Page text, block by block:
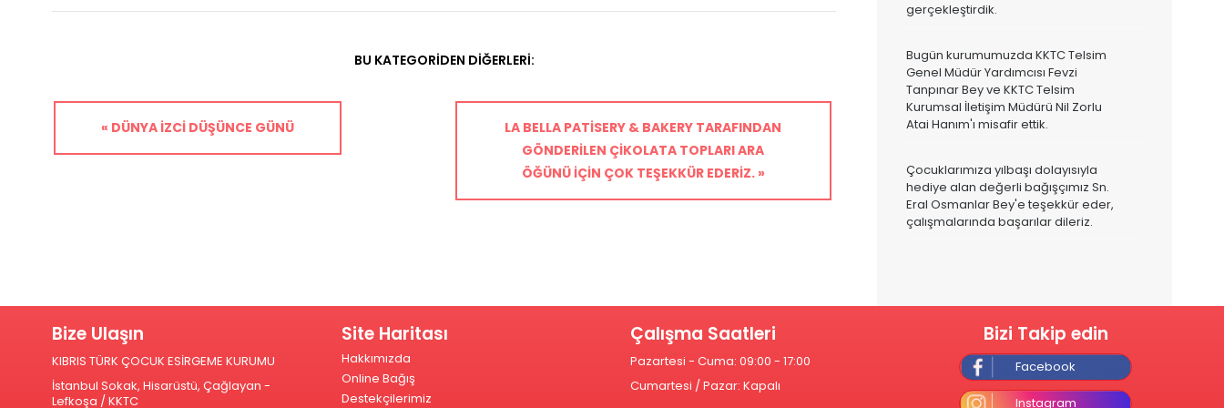
BU KATEGORIDEN DIĞERLERI:
« DÜNYA İZCI DÜŞÜNCE GÜNÜ
LA BELLA PATISERY & BAKERY TARAFINDAN
GÖNDERILEN ÇIKOLATA TOPLARI ARA
ÖĞÜNÜ IÇIN ÇOK TEŞEKKÜR EDERIZ. »
gerçekleştirdik.
Bugün kurumumuzda KKTC Telsim
Genel Müdür Yardımcısı Fevzi
Tanpınar Bey ve KKTC Telsim
Kurumsal İletişim Müdürü Nil Zorlu
Atai Hanım'ı misafir ettik.
Çocuklarımıza yılbaşı dolayısıyla
hediye alan değerli bağışçımız Sn.
Eral Osmanlar Bey'e teşekkür eder,
çalışmalarında başarılar dileriz.
Bize Ulaşın
KIBRIS TÜRK ÇOCUK ESİRGEME KURUMU
İstanbul Sokak, Hisarüstü, Çağlayan -
Lefkoşa / KKTC
Site Haritası
Hakkımızda
Online Bağış
Destekçilerimiz
Çalışma Saatleri
Pazartesi - Cuma: 09:00 - 17:00
Cumartesi / Pazar: Kapalı
Bizi Takip edin
Facebook
Instagram